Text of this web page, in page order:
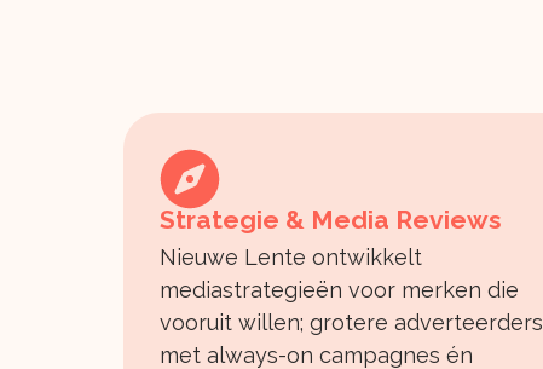
Strategie & Media Reviews
Nieuwe Lente ontwikkelt
mediastrategieën voor merken die
vooruit willen; grotere adverteerders
met always-on campagnes én